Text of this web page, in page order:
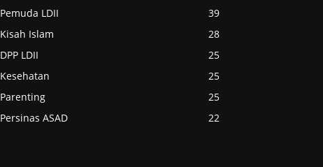
Pemuda LDII
39
Kisah Islam
28
DPP LDII
25
Kesehatan
25
Parenting
25
Persinas ASAD
22